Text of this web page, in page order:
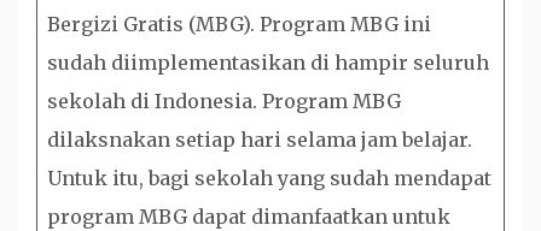
Bergizi Gratis (MBG). Program MBG ini
sudah diimplementasikan di hampir seluruh
sekolah di Indonesia. Program MBG
dilaksnakan setiap hari selama jam belajar.
Untuk itu, bagi sekolah yang sudah mendapat
program MBG dapat dimanfaatkan untuk